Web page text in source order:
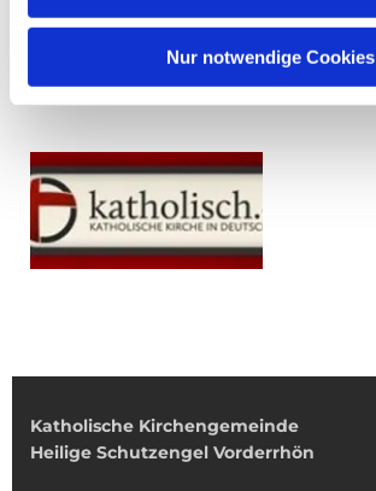
Nur notwendige Cookies
Katholische Kirchengemeinde
Heilige Schutzengel Vorderrhön